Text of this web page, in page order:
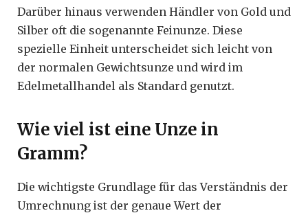
Darüber hinaus verwenden Händler von Gold und
Silber oft die sogenannte Feinunze. Diese
spezielle Einheit unterscheidet sich leicht von
der normalen Gewichtsunze und wird im
Edelmetallhandel als Standard genutzt.
Wie viel ist eine Unze in
Gramm?
Die wichtigste Grundlage für das Verständnis der
Umrechnung ist der genaue Wert der